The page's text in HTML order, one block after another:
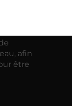
afin
être